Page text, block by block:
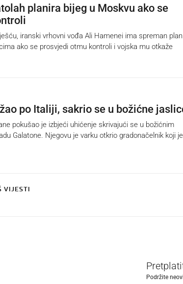
planira bijeg u Moskvu ako se
iranski vrhovni vođa Ali Hamenei ima spreman
ako se prosvjedi otmu kontroli i vojska mu otkaže
po Italiji, sakrio se u božićne
pokušao je izbjeći uhićenje skrivajući se u božićnim
Galatone. Njegovu je varku otkrio gradonačelnik koji je
VIJESTI
Podržite